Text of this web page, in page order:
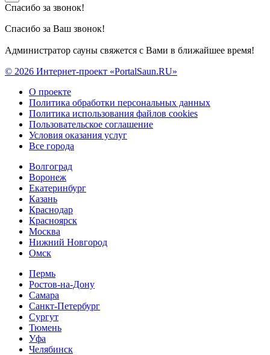
Спасибо за звонок!
Спасибо за Ваш звонок!
Администратор сауны свяжется с Вами в ближайшее время!
© 2026 Интернет-проект «PortalSaun.RU»
О проекте
Политика обработки персональных данных
Политика использования файлов cookies
Пользовательское соглашение
Условия оказания услуг
Все города
Волгоград
Воронеж
Екатеринбург
Казань
Краснодар
Красноярск
Москва
Нижний Новгород
Омск
Пермь
Ростов-на-Дону
Самара
Санкт-Петербург
Сургут
Тюмень
Уфа
Челябинск